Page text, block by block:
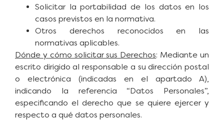
Solicitar la portabilidad de los datos en los
casos previstos en la normativa.
Otros derechos reconocidos en las
normativas aplicables.
Dónde y cómo solicitar sus Derechos: Mediante un
escrito dirigido al responsable a su dirección postal
o electrónica (indicadas en el apartado A),
indicando la referencia “Datos Personales”,
especificando el derecho que se quiere ejercer y
respecto a qué datos personales.